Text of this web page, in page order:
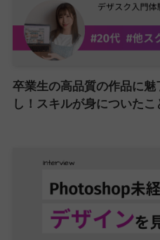
卒業生の高品質の作品に
し！スキルが身についた